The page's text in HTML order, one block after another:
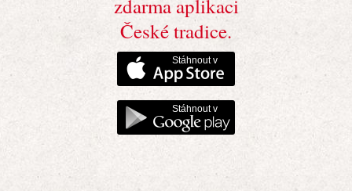
zdarma aplikaci
České tradice.
Stáhnout v
Stáhnout v